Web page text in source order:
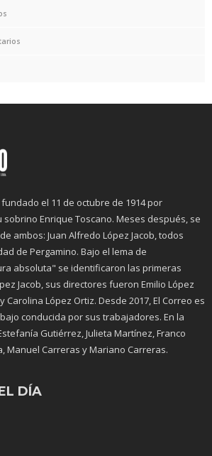
el 11 de octubre de 1914 por
sobrino Enrique Toscano. Meses después, se
ambos: Juan Alfredo López Jacob, todos
de Pergamino. Bajo el lema de
absoluta" se identificaron las primeras
Jacob, sus directores fueron Emilio López
Carolina López Ortiz. Desde 2017, El Correo es
conducida por sus trabajadores. En la
Gutiérrez, Julieta Martínez, Franco
Manuel Carreras y Mariano Carreras.
DÍA